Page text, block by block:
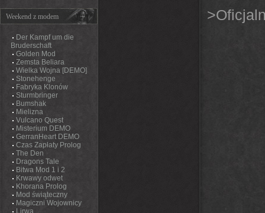
Weekend z modem
Der Kampf um die
Bruderschaft
Golden Mod
Zemsta Beliara
Wielka Wojna [DEMO]
Stonehenge
Fabryka Klonów
Sturmbringer
Bumshak
Mielizna
Vulcano Quest
Misterium DEMO
GerranHeart DEMO
Czas Zapłaty Prolog
The Den
Dragons Tale
Bitwa Mod 1 i 2
Krwawy odwet
Khorana Prolog
Mod świąteczny
Magiczni Wojownicy
Lirwa